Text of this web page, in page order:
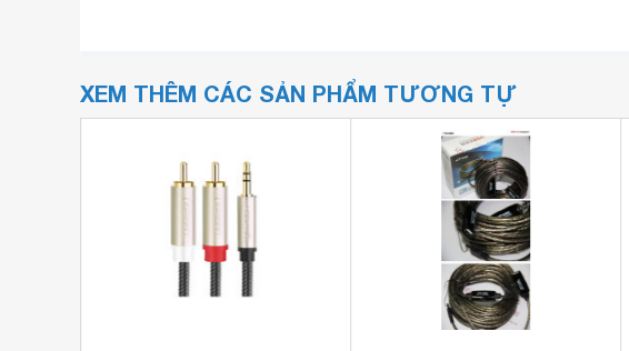
XEM THÊM CÁC SẢN PHẨM TƯƠNG TỰ